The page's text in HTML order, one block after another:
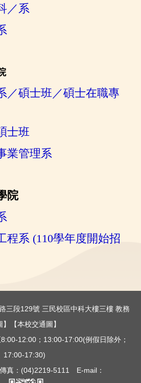
／系
／碩士班／碩士在職專
士班
業管理系
院
程系 (110學年度開始招
三段129號 三民校區中科大樓三樓 教務
【本校交通圖】
12:00；13:00-17:00(例假日除外；
17:00-17:30)
真：(04)2219-5111 E-mail：